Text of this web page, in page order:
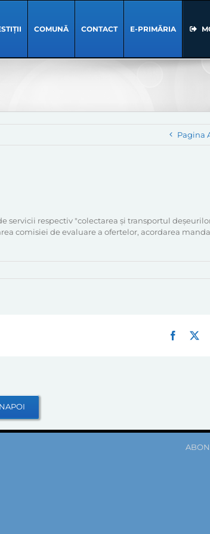
COMUNĂ CONTACT E-PRIMĂRIA
Pagina
respectiv "colectarea și transportul
comisiei de evaluare a ofertelor, acordarea